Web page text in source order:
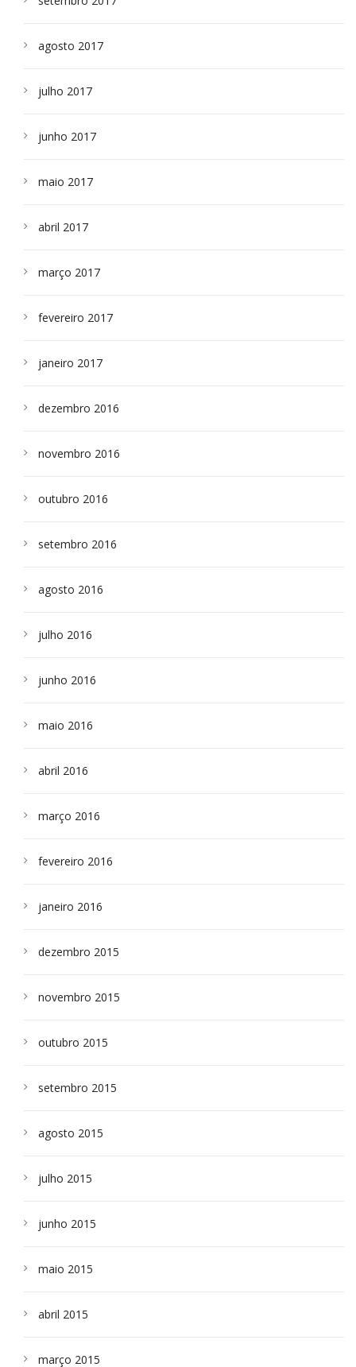
agosto 2017
julho 2017
junho 2017
maio 2017
abril 2017
março 2017
fevereiro 2017
janeiro 2017
dezembro 2016
novembro 2016
outubro 2016
setembro 2016
agosto 2016
julho 2016
junho 2016
maio 2016
abril 2016
março 2016
fevereiro 2016
janeiro 2016
dezembro 2015
novembro 2015
outubro 2015
setembro 2015
agosto 2015
julho 2015
junho 2015
maio 2015
abril 2015
março 2015